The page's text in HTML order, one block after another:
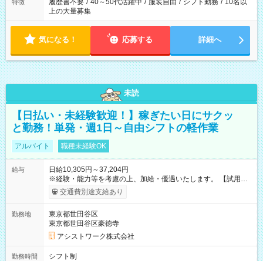
特徴 履歴書不要 / 40～50代活躍中 / 服装自由 / シフト勤務 / 10名以
上の大量募集
気になる！ 応募する 詳細へ
未読
【日払い・未経験歓迎！】稼ぎたい日にサクッ
と勤務！単発・週1日～自由シフトの軽作業
アルバイト 職種未経験OK
給与
日給10,305円～37,204円
※経験・能力等を考慮の上、加給・優遇いたします。 【試用期
間】試用期間なし
交通費別途支給あり
勤務地
東京都世田谷区
東京都世田谷区豪徳寺
アシストワーク株式会社
勤務時間
シフト制